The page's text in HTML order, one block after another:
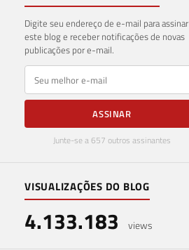
Digite seu endereço de e-mail para assinar
este blog e receber notificações de novas
publicações por e-mail.
E-mail
ASSINAR
Junte-se a 657 outros assinantes
VISUALIZAÇÕES DO BLOG
4.133.183 views